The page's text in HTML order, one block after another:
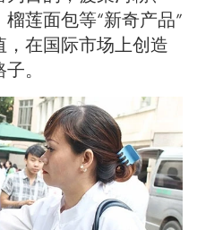
莲面包等“新奇产品”
在国际市场上创造
。